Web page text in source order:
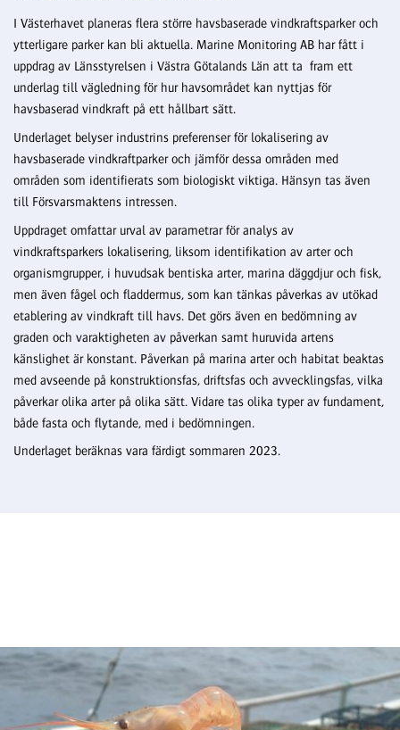
I Västerhavet planeras flera större havsbaserade vindkraftsparker och
ytterligare parker kan bli aktuella. Marine Monitoring AB har fått i
uppdrag av Länsstyrelsen i Västra Götalands Län att ta fram ett
underlag till vägledning för hur havsområdet kan nyttjas för
havsbaserad vindkraft på ett hållbart sätt.
Underlaget belyser industrins preferenser för lokalisering av
havsbaserade vindkraftparker och jämför dessa områden med
områden som identifierats som biologiskt viktiga. Hänsyn tas även
till Försvarsmaktens intressen.
Uppdraget omfattar urval av parametrar för analys av
vindkraftsparkers lokalisering, liksom identifikation av arter och
organismgrupper, i huvudsak bentiska arter, marina däggdjur och fisk,
men även fågel och fladdermus, som kan tänkas påverkas av utökad
etablering av vindkraft till havs. Det görs även en bedömning av
graden och varaktigheten av påverkan samt huruvida artens
känslighet är konstant. Påverkan på marina arter och habitat beaktas
med avseende på konstruktionsfas, driftsfas och avvecklingsfas, vilka
påverkar olika arter på olika sätt. Vidare tas olika typer av fundament,
både fasta och flytande, med i bedömningen.
Underlaget beräknas vara färdigt sommaren 2023.